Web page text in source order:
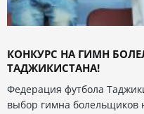
КОНКУРС НА ГИМН
ТАДЖИКИСТАНА!
Федерация футбола
выбор гимна болельщиков